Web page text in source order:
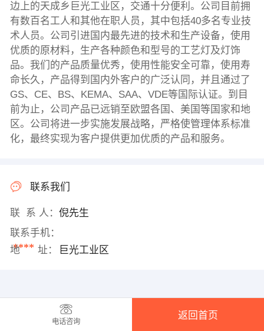
边上的天成乡巨光工业区，交通十分便利。公司目前拥
有数百名工人和其他在职人员，其中包括40多名专业技
术人员。公司引进国内最先进的技术和生产设备，使用
优质的原材料，生产各种颜色和型号的工艺灯及灯饰
品。我们的产品质量优秀，使用性能安全可靠，使用寿
命长久，产品得到国内外客户的广泛认同，并且通过了
GS、CE、BS、KEMA、SAA、VDE等国际认证。到目
前为止，公司产品已远销至欧盟各国、美国等国家和地
区。公司将进一步实施发展战略，严格使管理体系标准
化，最终实现为客户提供更加优质的产品和服务。
联系我们
联 系 人： 倪先生
联系手机：
****
地 址： 巨光工业区
电话咨询
返回首页